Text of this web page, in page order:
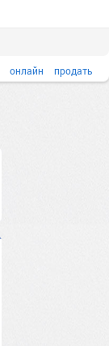
онлайн продать